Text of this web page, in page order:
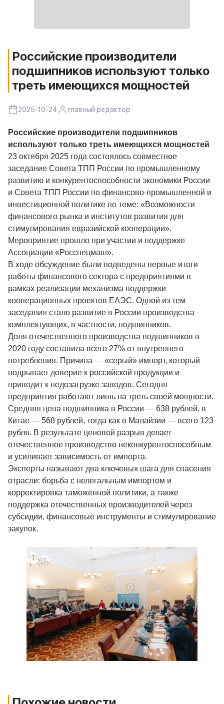
Российские производители
подшипников используют только
треть имеющихся мощностей
2025-10-24 главный редактор
Российские производители подшипников
используют только треть имеющихся мощностей
23 октября 2025 года состоялось совместное
заседание Совета ТПП России по промышленному
развитию и конкурентоспособности экономики России
и Совета ТПП России по финансово-промышленной и
инвестиционной политике по теме: «Возможности
финансового рынка и институтов развития для
стимулирования евразийской кооперации».
Мероприятие прошло при участии и поддержке
Ассоциации «Росспецмаш».
В ходе обсуждение были подведены первые итоги
работы финансового сектора с предприятиями в
рамках реализации механизма поддержки
кооперационных проектов ЕАЭС. Одной из тем
заседания стало развитие в России производства
комплектующих, в частности, подшипников.
Доля отечественного производства подшипников в
2020 году составила всего 27% от внутреннего
потребления. Причина — «серый» импорт, который
подрывает доверие к российской продукции и
приводит к недозагрузке заводов. Сегодня
предприятия работают лишь на треть своей мощности.
Средняя цена подшипника в России — 638 рублей, в
Китае — 568 рублей, тогда как в Малайзии — всего 123
рубля. В результате ценовой разрыв делает
отечественное производство неконкурентоспособным
и усиливает зависимость от импорта.
Эксперты называют два ключевых шага для спасения
отрасли: борьба с нелегальным импортом и
корректировка таможенной политики, а также
поддержка отечественных производителей через
субсидии, финансовые инструменты и стимулирование
закупок.